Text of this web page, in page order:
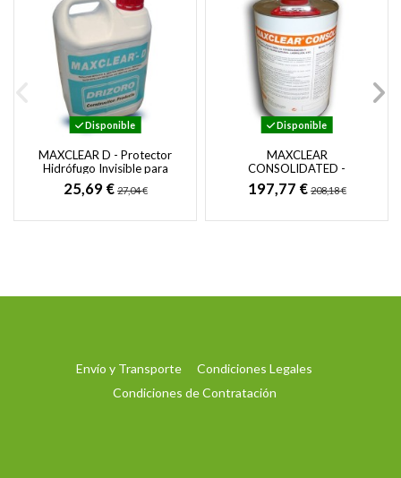
Disponible
MAXCLEAR D - Protector
Hidrófugo Invisible para
Protección de Fachadas de
Hormigón,...
25,69 € 27,04 €
Disponible
MAXCLEAR
CONSOLIDATED -
Consolidación y
Endurecimiento de Piedra
197,77 € 208,18 €
Envío y Transporte
Condiciones Legales
Condiciones de Contratación